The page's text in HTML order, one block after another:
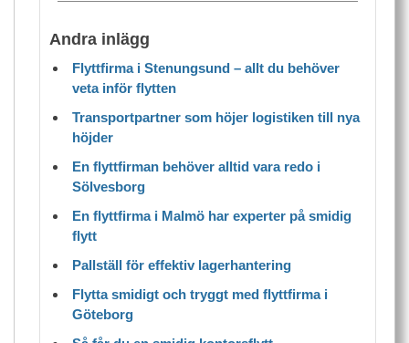
Andra inlägg
Flyttfirma i Stenungsund – allt du behöver
veta inför flytten
Transportpartner som höjer logistiken till nya
höjder
En flyttfirman behöver alltid vara redo i
Sölvesborg
En flyttfirma i Malmö har experter på smidig
flytt
Pallställ för effektiv lagerhantering
Flytta smidigt och tryggt med flyttfirma i
Göteborg